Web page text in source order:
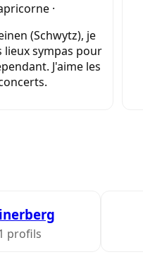
·
(Schwytz), je
lieux sympas pour
J'aime les
profils